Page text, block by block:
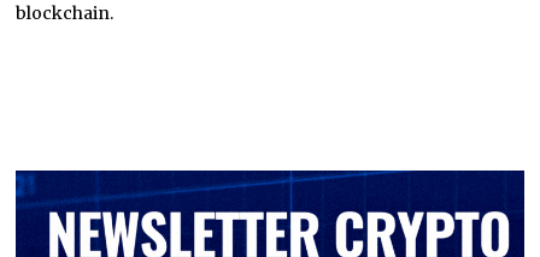
blockchain.